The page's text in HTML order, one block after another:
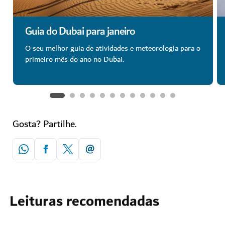
Guia do Dubai para janeiro
O seu melhor guia de atividades e meteorologia para o
primeiro mês do ano no Dubai.
Gosta? Partilhe.
Leituras recomendadas